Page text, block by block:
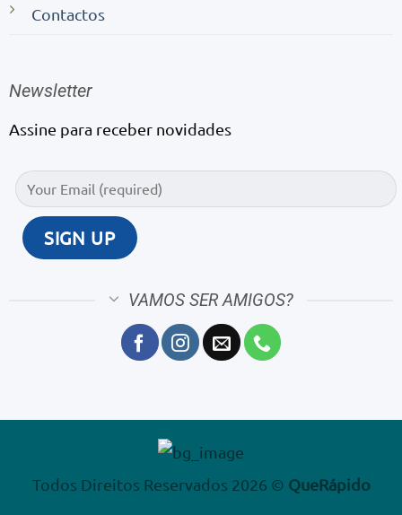
Contactos
Newsletter
Assine para receber novidades
VAMOS SER AMIGOS?
Todos Direitos Reservados 2026 © QueRápido